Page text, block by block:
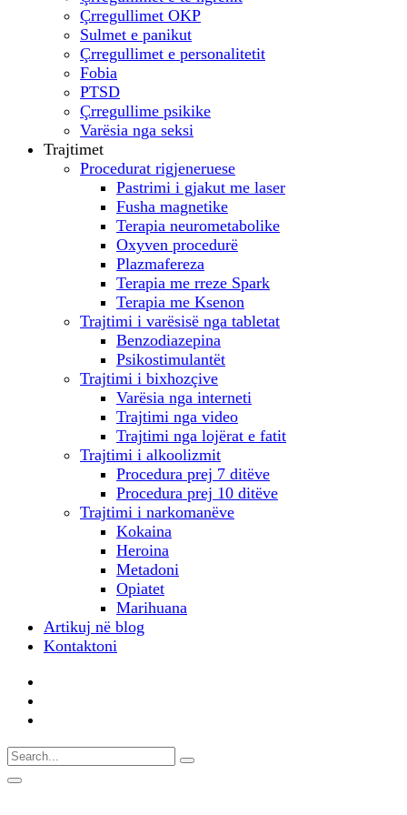
Çrregullimet OKP
Sulmet e panikut
Çrregullimet e personalitetit
Fobia
PTSD
Çrregullime psikike
Varësia nga seksi
Trajtimet
Procedurat rigjeneruese
Pastrimi i gjakut me laser
Fusha magnetike
Terapia neurometabolike
Oxyven procedurë
Plazmafereza
Terapia me rreze Spark
Terapia me Ksenon
Trajtimi i varësisë nga tabletat
Benzodiazepina
Psikostimulantët
Trajtimi i bixhozçive
Varësia nga interneti
Trajtimi nga video
Trajtimi nga lojërat e fatit
Trajtimi i alkoolizmit
Procedura prej 7 ditëve
Procedura prej 10 ditëve
Trajtimi i narkomanëve
Kokaina
Heroina
Metadoni
Opiatet
Marihuana
Artikuj në blog
Kontaktoni